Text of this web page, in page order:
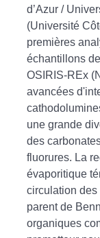
d’Azur /
(Université
premières
échantillons
OSIRIS-REx
avancées
une grande
des
fluorures. La
évaporitique
circulation des
parent de
organiques